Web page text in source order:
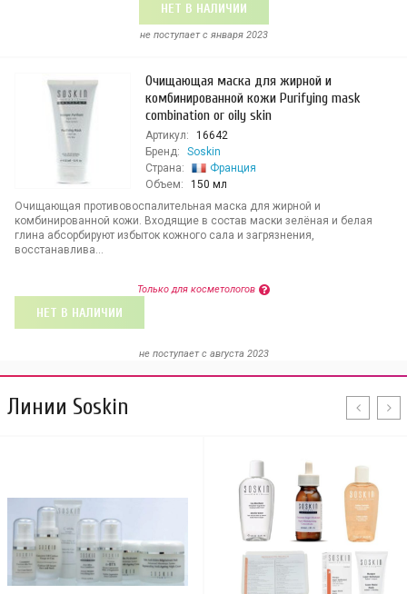
НЕТ В НАЛИЧИИ
не поступает c января 2023
Очищающая маска для жирной и
комбинированной кожи Purifying mask
combination or oily skin
Артикул:
16642
Бренд:
Soskin
Страна:
Франция
Объем:
150 мл
Очищающая противовоспалительная маска для жирной и
комбинированной кожи. Входящие в состав маски зелёная и белая
глина абсорбируют избыток кожного сала и загрязнения,
восстанавлива...
Только для косметологов
НЕТ В НАЛИЧИИ
не поступает c августа 2023
Линии Soskin